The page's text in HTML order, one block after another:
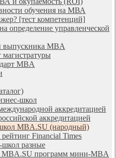
обучения на МВА
[тест компетенций]
определение управленческой
выпускника MBA
MBA
школ
аккредитацией
аккредитацией
MBA.SU (народный)
Financial Times
школ разные
программ мини-MBA